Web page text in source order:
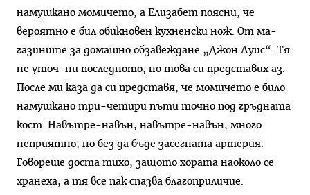
намушкано момичето, а Елизабет поясни, че
вероятно е бил обикновен кухненски нож. От ма-
газините за домашно обзавеждане „Джон Луис“. Тя
не уточ-ни последното, но това си представих аз.
После ми каза да си представя, че момичето е било
намушкано три-четири пъти точно под гръдната
кост. Навътре-навън, навътре-навън, много
неприятно, но без да бъде засегната артерия.
Говореше доста тихо, защото хората наоколо се
хранеха, а тя все пак спазва благоприличие.